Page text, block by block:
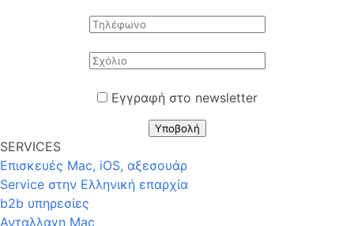
Εγγραφή στο newsletter
Υποβολή
SERVICES
Επισκευές Mac, iOS, αξεσουάρ
Service στην Eλληνική επαρχία
b2b υπηρεσίες
Ανταλλαγη Mac